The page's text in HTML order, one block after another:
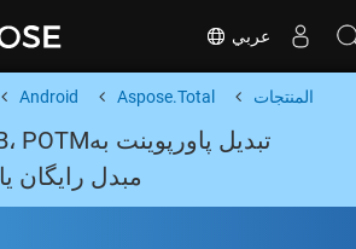
عربي
المنتجات Aspose.Total
Android
مبدل رایگان یا Android SDK